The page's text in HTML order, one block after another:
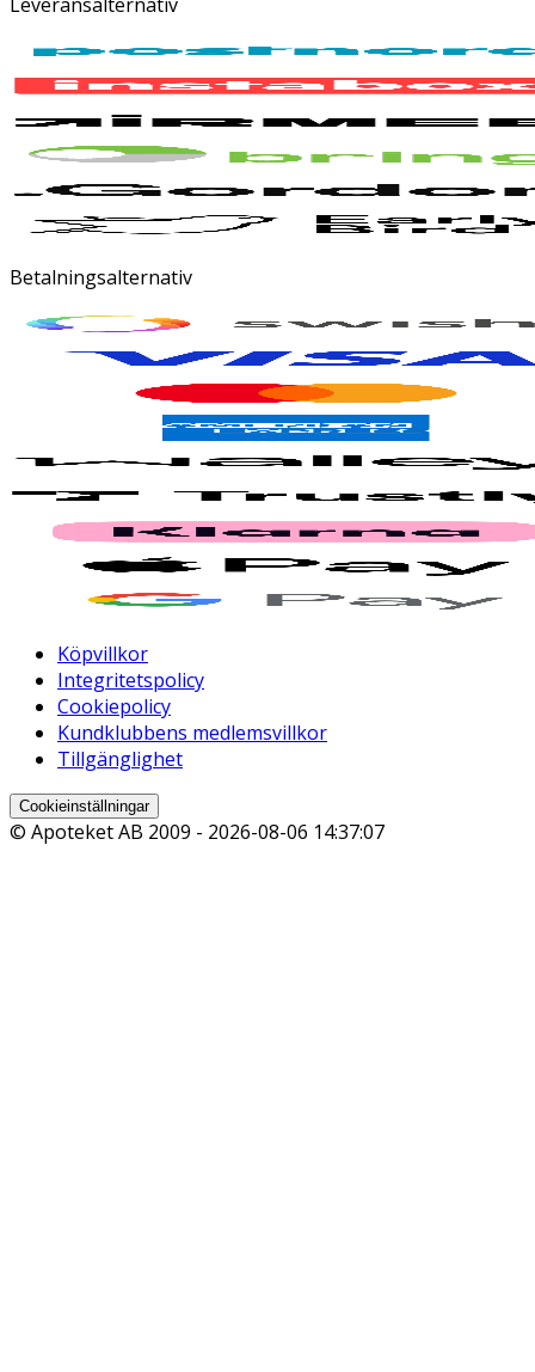
Betalningsalternativ
Köpvillkor
Integritetspolicy
Cookiepolicy
Kundklubbens medlemsvillkor
Tillgänglighet
Cookieinställningar
© Apoteket AB 2009 - 2026-08-06 14:37:07